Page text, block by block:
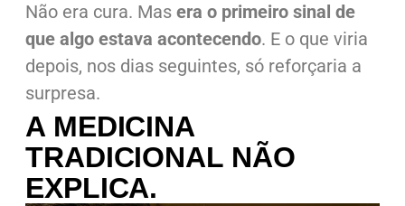
Não era cura. Mas era o primeiro sinal de
que algo estava acontecendo. E o que viria
depois, nos dias seguintes, só reforçaria a
surpresa.
A MEDICINA
TRADICIONAL NÃO
EXPLICA.